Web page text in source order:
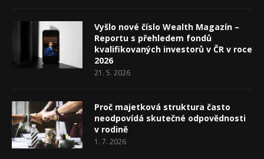
Vyšlo nové číslo Wealth Magazín –
Reportu s přehledem fondů
kvalifikovaných investorů v ČR v roce
2026
21. 5. 2026
Proč majetková struktura často
neodpovídá skutečné odpovědnosti
v rodině
1. 7. 2026